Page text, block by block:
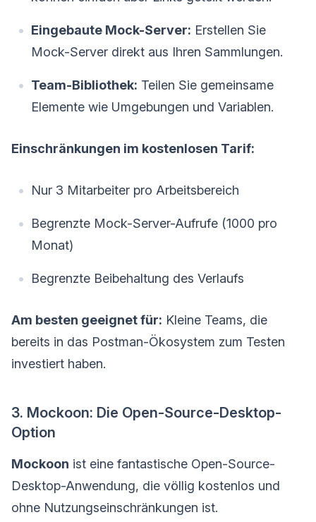
Eingebaute Mock-Server: Erstellen Sie
Mock-Server direkt aus Ihren Sammlungen.
Team-Bibliothek: Teilen Sie gemeinsame
Elemente wie Umgebungen und Variablen.
Einschränkungen im kostenlosen Tarif:
Nur 3 Mitarbeiter pro Arbeitsbereich
Begrenzte Mock-Server-Aufrufe (1000 pro
Monat)
Begrenzte Beibehaltung des Verlaufs
Am besten geeignet für: Kleine Teams, die
bereits in das Postman-Ökosystem zum Testen
investiert haben.
3. Mockoon: Die Open-Source-Desktop-
Option
Mockoon ist eine fantastische Open-Source-
Desktop-Anwendung, die völlig kostenlos und
ohne Nutzungseinschränkungen ist.